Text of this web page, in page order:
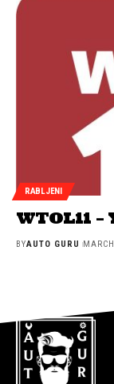
RABLJENI
WTOL11
BYAUTO GURU